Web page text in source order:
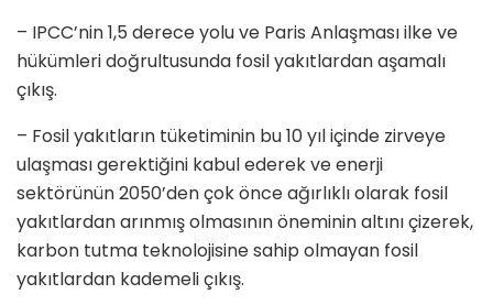
– IPCC’nin 1,5 derece yolu ve Paris Anlaşması ilke ve
hükümleri doğrultusunda fosil yakıtlardan aşamalı
çıkış.
– Fosil yakıtların tüketiminin bu 10 yıl içinde zirveye
ulaşması gerektiğini kabul ederek ve enerji
sektörünün 2050’den çok önce ağırlıklı olarak fosil
yakıtlardan arınmış olmasının öneminin altını çizerek,
karbon tutma teknolojisine sahip olmayan fosil
yakıtlardan kademeli çıkış.